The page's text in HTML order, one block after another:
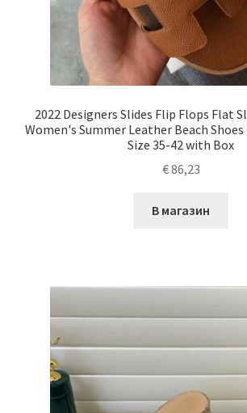
2022 Designers Slides Flip Flops Flat
Women's Summer Leather Beach Shoes
Size 35-42 with Box
€86,23
В магазин